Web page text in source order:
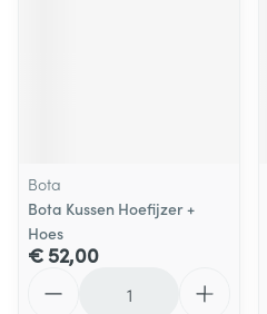
Bota
Bota Kussen Hoefijzer +
Hoes
€ 52,00